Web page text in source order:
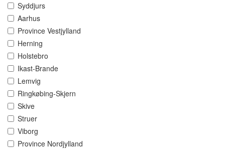
Syddjurs
Aarhus
Province Vestjylland
Herning
Holstebro
Ikast-Brande
Lemvig
Ringkøbing-Skjern
Skive
Struer
Viborg
Province Nordjylland